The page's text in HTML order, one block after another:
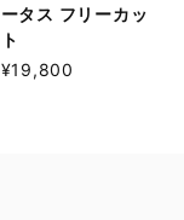
ータス フリーカッ
ト
¥19,800